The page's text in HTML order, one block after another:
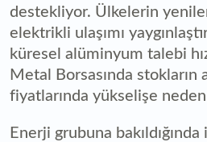
destekliyor. Ülkelerin
elektrikli ulaşımı
küresel alüminyum talebi
Metal Borsasında stokların
fiyatlarında yükselişe
Enerji grubuna